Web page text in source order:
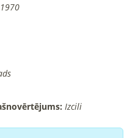
Izcili